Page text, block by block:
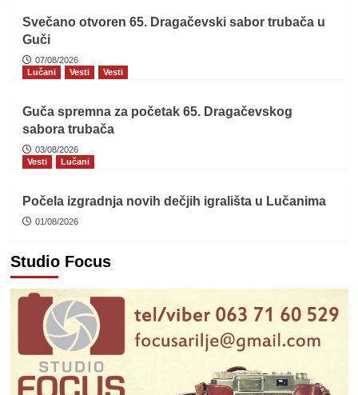
Svečano otvoren 65. Dragačevski sabor trubača u
Guči
07/08/2026
Lučani
Vesti Vesti
Guča spremna za početak 65. Dragačevskog
sabora trubača
03/08/2026
Vesti
Lučani
Počela izgradnja novih dečjih igrališta u Lučanima
01/08/2026
Studio Focus